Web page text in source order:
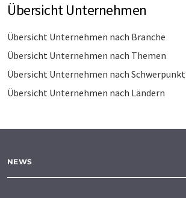
Übersicht Unternehmen
Übersicht Unternehmen nach Branche
Übersicht Unternehmen nach Themen
Übersicht Unternehmen nach Schwerpunkt
Übersicht Unternehmen nach Ländern
NEWS